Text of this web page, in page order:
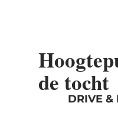
de tocht
DRIVE &